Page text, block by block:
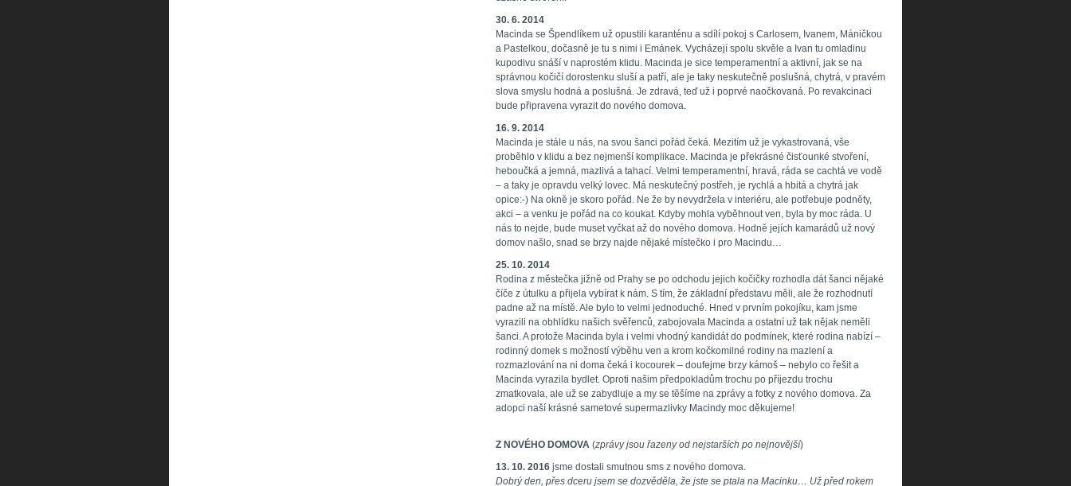
30. 6. 2014
Macinda se Špendlíkem už opustili karanténu a sdílí pokoj s Carlosem, Ivanem, Máničkou
a Pastelkou, dočasně je tu s nimi i Emánek. Vycházejí spolu skvěle a Ivan tu omladinu
kupodivu snáší v naprostém klidu. Macinda je sice temperamentní a aktivní, jak se na
správnou kočičí dorostenku sluší a patří, ale je taky neskutečně poslušná, chytrá, v pravém
slova smyslu hodná a poslušná. Je zdravá, teď už i poprvé naočkovaná. Po revakcinaci
bude připravena vyrazit do nového domova.
16. 9. 2014
Macinda je stále u nás, na svou šanci pořád čeká. Mezitím už je vykastrovaná, vše
proběhlo v klidu a bez nejmenší komplikace. Macinda je překrásné čisťounké stvoření,
heboučká a jemná, mazlivá a tahací. Velmi temperamentní, hravá, ráda se cachtá ve vodě
– a taky je opravdu velký lovec. Má neskutečný postřeh, je rychlá a hbitá a chytrá jak
opice:-) Na okně je skoro pořád. Ne že by nevydržela v interiéru, ale potřebuje podněty,
akci – a venku je pořád na co koukat. Kdyby mohla vyběhnout ven, byla by moc ráda. U
nás to nejde, bude muset vyčkat až do nového domova. Hodně jejích kamarádů už nový
domov našlo, snad se brzy najde nějaké místečko i pro Macindu…
25. 10. 2014
Rodina z městečka jižně od Prahy se po odchodu jejich kočičky rozhodla dát šanci nějaké
číče z útulku a přijela vybírat k nám. S tím, že základní představu měli, ale že rozhodnutí
padne až na místě. Ale bylo to velmi jednoduché. Hned v prvním pokojíku, kam jsme
vyrazili na obhlídku našich svěřenců, zabojovala Macinda a ostatní už tak nějak neměli
šanci. A protože Macinda byla i velmi vhodný kandidát do podmínek, které rodina nabízí –
rodinný domek s možností výběhu ven a krom kočkomilné rodiny na mazlení a
rozmazlování na ni doma čeká i kocourek – doufejme brzy kámoš – nebylo co řešit a
Macinda vyrazila bydlet. Oproti našim předpokladům trochu po příjezdu trochu
zmatkovala, ale už se zabydluje a my se těšíme na zprávy a fotky z nového domova. Za
adopci naší krásné sametové supermazlivky Macindy moc děkujeme!
Z NOVÉHO DOMOVA (zprávy jsou řazeny od nejstarších po nejnovější)
13. 10. 2016 jsme dostali smutnou sms z nového domova.
Dobrý den, přes dceru jsem se dozvěděla, že jste se ptala na Macinku… Už před rokem